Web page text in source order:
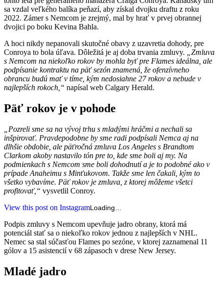
sa vzdal veľkého balíka peňazí, aby získal dvojku draftu z roku
2022. Zámer s Nemcom je zrejmý, mal by hrať v prvej obrannej
dvojici po boku Kevina Bahla.
A hoci nikdy nepanovali skutočné obavy z uzavretia dohody, pre
Conroya to bola úľava. Dôležitá je aj doba trvania zmluvy.
„Zmluva
s Nemcom na niekoľko rokov by mohla byť pre Flames ideálna, ale
podpísanie kontraktu na päť sezón znamená, že ofenzívneho
obrancu budú mať v tíme, kým nedosiahne 27 rokov a nebude v
najlepších rokoch,“ napísal web Calgary Herald.
Päť rokov je v pohode
„Pozreli sme sa na vývoj trhu s mladými hráčmi a nechali sa
inšpirovať. Pravdepodobne by sme radi podpísali Nemca aj na
dlhšie obdobie, ale päťročná zmluva Los Angeles s Brandtom
Clarkom akoby nastavilo tón pre to, kde sme boli aj my. Na
podmienkach s Nemcom sme boli dohodnutí a je to podobné ako v
prípade Anaheimu s Minťukovom. Takže sme len čakali, kým to
všetko vybavíme. Päť rokov je zmluva, z ktorej môžeme všetci
profitovať,“ vysvetlil Conroy.
View this post on InstagramLoading…
Podpis zmluvy s Nemcom upevňuje jadro obrany, ktorá má
potenciál stať sa o niekoľko rokov jednou z najlepších v NHL.
Nemec sa stal súčasťou Flames po sezóne, v ktorej zaznamenal 11
gólov a 15 asistencií v 68 zápasoch v drese New Jersey.
Mladé jadro